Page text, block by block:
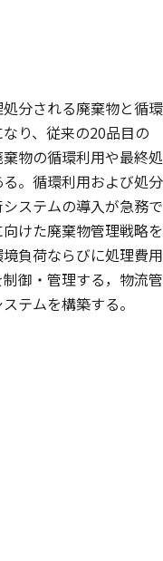
分される廃棄物と循環
り、従来の20品目の
物の循環利用や最終処
。循環利用および処分
ステムの導入が急務で
けた廃棄物管理戦略を
負荷ならびに処理費用
御・管理する，物流管
テムを構築する。